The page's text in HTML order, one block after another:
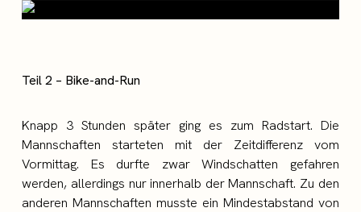
Teil 2 – Bike-and-Run
Knapp 3 Stunden später ging es zum Radstart. Die
Mannschaften starteten mit der Zeitdifferenz vom
Vormittag. Es durfte zwar Windschatten gefahren
werden, allerdings nur innerhalb der Mannschaft. Zu den
anderen Mannschaften musste ein Mindestabstand von